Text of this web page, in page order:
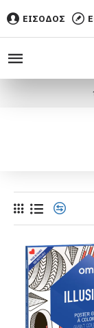
ΕΙΣΟΔΟΣ